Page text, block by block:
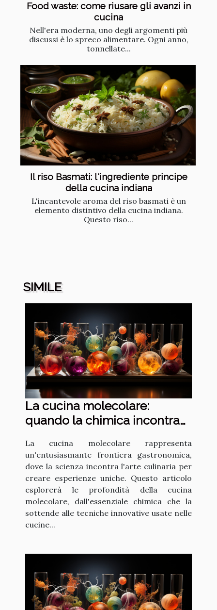
Food waste: come riusare gli avanzi in
cucina
Nell'era moderna, uno degli argomenti più
discussi è lo spreco alimentare. Ogni anno,
tonnellate...
Il riso Basmati: l'ingrediente principe
della cucina indiana
L'incantevole aroma del riso basmati è un
elemento distintivo della cucina indiana.
Questo riso...
SIMILE
La cucina molecolare:
quando la chimica incontra
La cucina molecolare rappresenta
un'entusiasmante frontiera gastronomica,
dove la scienza incontra l'arte culinaria per
creare esperienze uniche. Questo articolo
esplorerà le profondità della cucina
molecolare, dall'essenziale chimica che la
sottende alle tecniche innovative usate nelle
cucine...